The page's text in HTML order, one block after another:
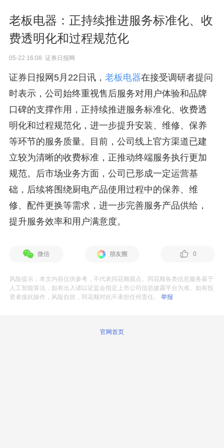
老板电器：正持续推进服务标准化、收
费透明化和过程规范化
05-22 16:08 证券日报网
证券日报网5月22日讯， 老板电器在接受调研者提问
时表示，公司始终重视售后服务对用户体验和品牌
口碑的支撑作用，正持续推进服务标准化、收费透
明化和过程规范化，进一步提升安装、维修、保养
等环节的服务质量。目前，公司线上官方渠道已建
立较为清晰的收费标准，正推动终端服务执行更加
规范。后市场业务方面，公司已形成一定运营基
础，后续将围绕厨电产品使用过程中的保养、维
修、配件更换等需求，进一步完善服务产品供给，
提升服务效率和用户满意度。
微信 朋友圈 0
风险提示：本文内容仅供参考，不代表同花顺观点。同花顺各类信息服务基于
人工智能算法，如有出入请以证监会指定上市公司信息披露平台为准。如有投
资者据此操作，风险自担，同花顺对此不承担任何责任。举报
官网首页